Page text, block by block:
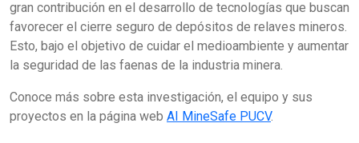
gran contribución en el desarrollo de tecnologías que buscan
favorecer el cierre seguro de depósitos de relaves mineros.
Esto, bajo el objetivo de cuidar el medioambiente y aumentar
la seguridad de las faenas de la industria minera.
Conoce más sobre esta investigación, el equipo y sus
proyectos en la página web AI MineSafe PUCV.